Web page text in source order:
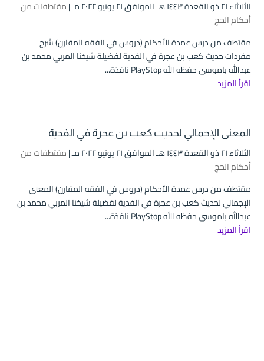
الثلاثاء ۲۱ ذو القعدة ۱٤٤۳ هـ الموافق ۲۱ يونيو ۲۰۲۲ مـ |
مقتطفات من
أحكام الحج
مقتطف من درس عمدة الأحكام (دروس في الفقه المقارن) شرح
مفردات حديث كعب بن عجرة في الفدية لفضيلة شيخنا المربي محمد بن
عبدالله باموسى حفظه الله PlayStop نافذة...
اقرأ المزيد
المعنى الإجمالي لحديث كعب بن عجرة في الفدية
الثلاثاء ۲۱ ذو القعدة ۱٤٤۳ هـ الموافق ۲۱ يونيو ۲۰۲۲ مـ |
مقتطفات من
أحكام الحج
مقتطف من درس عمدة الأحكام (دروس في الفقه المقارن) المعنى
الإجمالي لحديث كعب بن عجرة في الفدية لفضيلة شيخنا المربي محمد بن
عبدالله باموسى حفظه الله PlayStop نافذة...
اقرأ المزيد